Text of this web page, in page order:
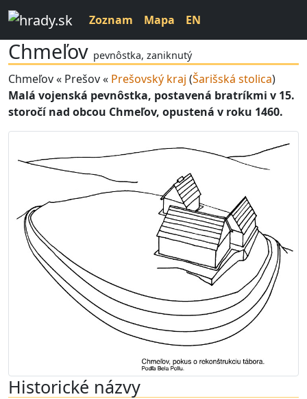
Zoznam Mapa EN
Chmeľov pevnôstka, zaniknutý
Chmeľov « Prešov « Prešovský kraj (Šarišská stolica)
Malá vojenská pevnôstka, postavená bratríkmi v 15.
storočí nad obcou Chmeľov, opustená v roku 1460.
Historické názvy